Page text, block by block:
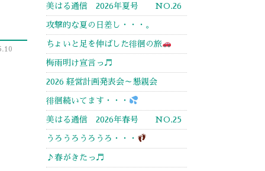
美はる通信 2026年夏号 NO.26
攻撃的な夏の日差し・・・。
ちょいと足を伸ばした徘徊の旅
梅雨明け宣言っ♬
2026 経営計画発表会～懇親会
徘徊続いてます・・・
美はる通信 2026年春号 NO.25
うろうろうろうろ・・・
♪春がきたっ♬